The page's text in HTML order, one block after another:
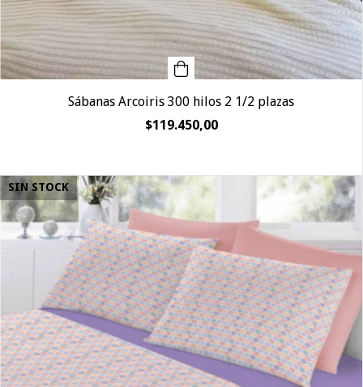
Sábanas Arcoiris 300 hilos 2 1/2 plazas
$119.450,00
SIN STOCK